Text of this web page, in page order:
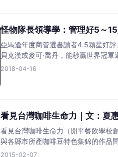
怪物隊長領導學：管理好5～
亞馬遜年度商管選書讀者4.5顆星好
貝克漢或麥可‧喬丹，能秒贏世界冠
2018-04-16
看見台灣咖啡生命力｜文：夏
看見台灣咖啡生命力（開平餐飲學
與各縣市所產咖啡豆特色集錦的作品
2015-02-07